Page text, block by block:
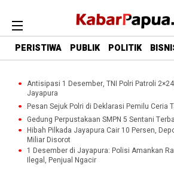
PERISTIWA PUBLIK POLITIK
Antisipasi 1 Desember, TNI Polri Patroli
Jayapura
Pesan Sejuk Polri di Deklarasi Pemilu Ceria
Gedung Perpustakaan SMPN 5 Sentani
Hibah Pilkada Jayapura Cair 10 Persen,
Miliar Disorot
1 Desember di Jayapura: Polisi Amankan
Ilegal, Penjual Ngacir